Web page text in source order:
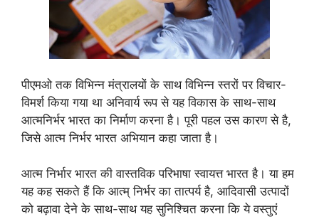
पीएमओ तक विभिन्न मंत्रालयों के साथ विभिन्न स्तरों पर विचार-
विमर्श किया गया था अनिवार्य रूप से यह विकास के साथ-साथ
आत्मनिर्भर भारत का निर्माण करना है। पूरी पहल उस कारण से है,
जिसे आत्म निर्भर भारत अभियान कहा जाता है।
आत्म निर्भार भारत की वास्तविक परिभाषा स्वायत्त भारत है। या हम
यह कह सकते हैं कि आत्म् निर्भर का तात्पर्य है, आदिवासी उत्पादों
को बढ़ावा देने के साथ-साथ यह सुनिश्चित करना कि ये वस्तुएं